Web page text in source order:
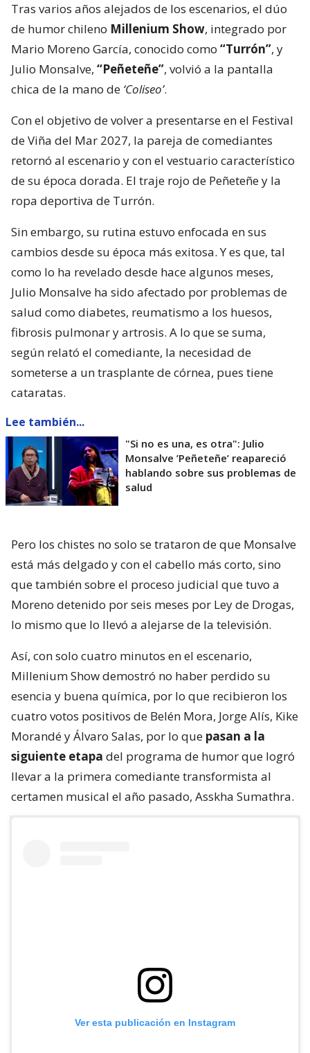
Tras varios años alejados de los escenarios, el dúo
de humor chileno Millenium Show, integrado por
Mario Moreno García, conocido como “Turrón”, y
Julio Monsalve, “Peñeteñe”, volvió a la pantalla
chica de la mano de ‘Coliseo’.
Con el objetivo de volver a presentarse en el Festival
de Viña del Mar 2027, la pareja de comediantes
retornó al escenario y con el vestuario característico
de su época dorada. El traje rojo de Peñeteñe y la
ropa deportiva de Turrón.
Sin embargo, su rutina estuvo enfocada en sus
cambios desde su época más exitosa. Y es que, tal
como lo ha revelado desde hace algunos meses,
Julio Monsalve ha sido afectado por problemas de
salud como diabetes, reumatismo a los huesos,
fibrosis pulmonar y artrosis. A lo que se suma,
según relató el comediante, la necesidad de
someterse a un trasplante de córnea, pues tiene
cataratas.
Lee también...
"Si no es una, es otra": Julio
Monsalve ’Peñeteñe’ reapareció
hablando sobre sus problemas de
salud
Pero los chistes no solo se trataron de que Monsalve
está más delgado y con el cabello más corto, sino
que también sobre el proceso judicial que tuvo a
Moreno detenido por seis meses por Ley de Drogas,
lo mismo que lo llevó a alejarse de la televisión.
Así, con solo cuatro minutos en el escenario,
Millenium Show demostró no haber perdido su
esencia y buena química, por lo que recibieron los
cuatro votos positivos de Belén Mora, Jorge Alís, Kike
Morandé y Álvaro Salas, por lo que pasan a la
siguiente etapa del programa de humor que logró
llevar a la primera comediante transformista al
certamen musical el año pasado, Asskha Sumathra.
Ver esta publicación en Instagram